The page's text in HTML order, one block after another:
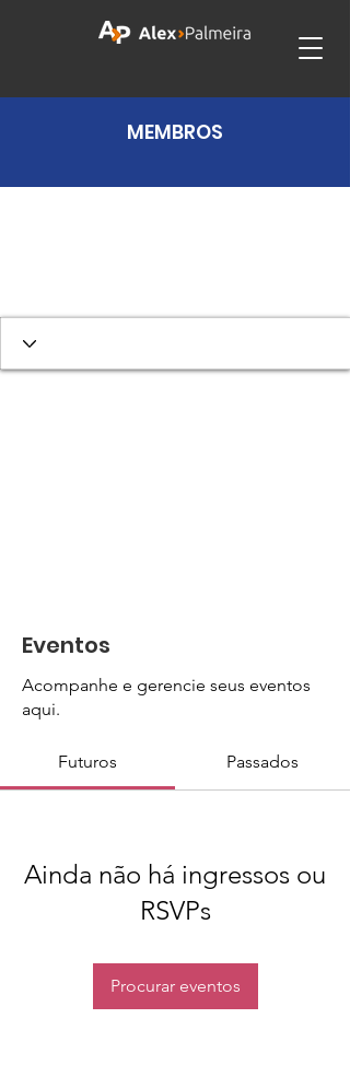
MEMBROS
Eventos
Acompanhe e gerencie seus eventos
aqui.
Futuros Passados
Ainda não há ingressos ou
RSVPs
Procurar eventos